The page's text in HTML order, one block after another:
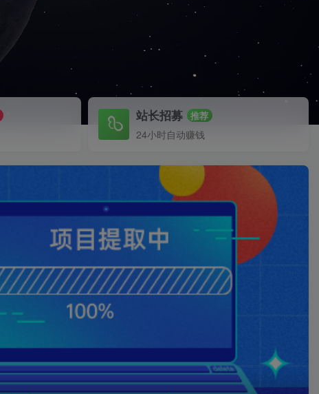
站长招募 推荐
24小时自动赚钱